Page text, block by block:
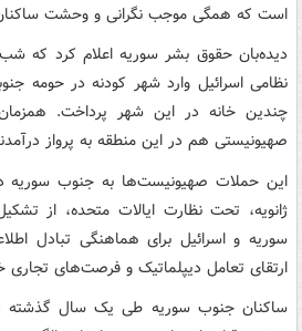
است که همگی موجب نگرانی و وحشت
دیده‌بان حقوق بشر سوریه اعلام کرد
نظامی اسرائیل وارد شهر کودنه در حومه
چندین خانه در این شهر پرداخت.
صهیونیستی هم در این منطقه به پرواز
ژانویه، تحت نظارت ایالات متحده، از
سوریه و اسرائیل برای هماهنگی تبادل
ارتقای تعامل دیپلماتیک و فرصت‌های تجاری
ساکنان جنوب سوریه طی یک سال گذشته